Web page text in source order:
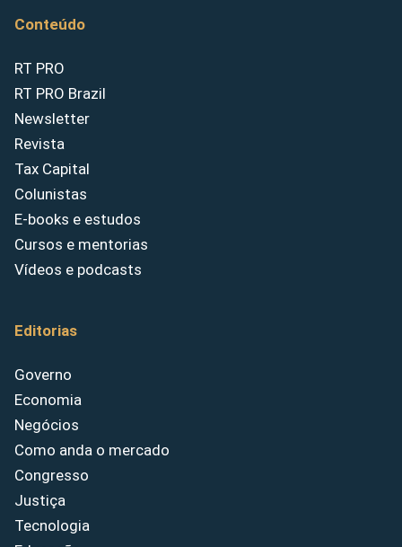
Conteúdo
RT PRO
RT PRO Brazil
Newsletter
Revista
Tax Capital
Colunistas
E-books e estudos
Cursos e mentorias
Vídeos e podcasts
Editorias
Governo
Economia
Negócios
Como anda o mercado
Congresso
Justiça
Tecnologia